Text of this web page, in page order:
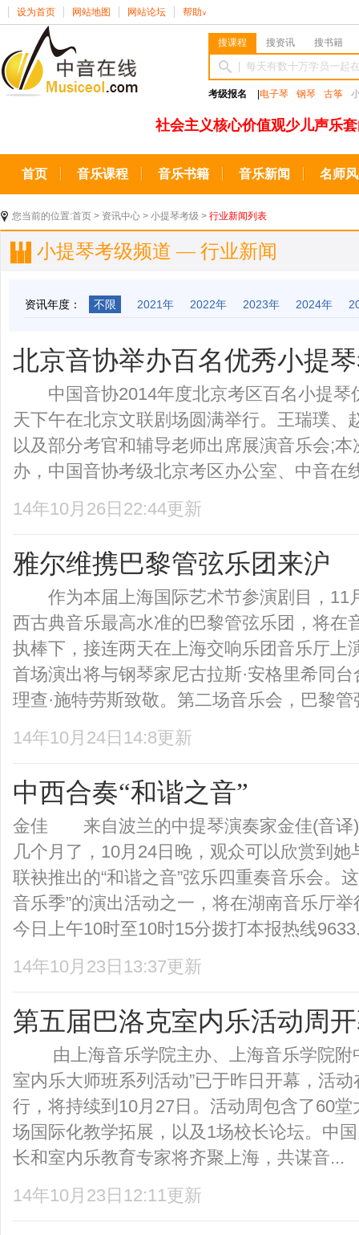
设为首页 网站地图 网站论坛 帮助 ∨
搜课程 搜资讯 搜书籍
考级报名 电子琴 钢琴 古筝
社会主义核心价值观少儿声乐
首页 音乐课程 音乐书籍 音乐新闻 名师
您当前的位置:首页 > 资讯中心 > 小提琴考级 > 行业新闻列表
小提琴考级频道 — 行业新闻
资讯年度： 不限 2021年 2022年 2023年 2024年
北京音协举办百名优秀小提
中国音协2014年度北京考区百名小提琴
天下午在北京文联剧场圆满举行。王瑞璞、
以及部分考官和辅导老师出席展演音乐会;
办，中国音协考级北京考区办公室、中音在
14年10月26日22:44更新
雅尔维携巴黎管弦乐团来沪
作为本届上海国际艺术节参演剧目，11
西古典音乐最高水准的巴黎管弦乐团，将在
执棒下，接连两天在上海交响乐团音乐厅上
首场演出将与钢琴家尼古拉斯·安格里希同
理查·施特劳斯致敬。第二场音乐会，巴黎管
14年10月24日14:8更新
中西合奏“和谐之音”
金佳 来自波兰的中提琴演奏家金佳(音译)
几个月了，10月24日晚，观众可以欣赏到
联袂推出的“和谐之音”弦乐四重奏音乐会。
音乐季”的演出活动之一，将在湖南音乐厅
今日上午10时至10时15分拨打本报热线
14年10月23日13:37更新
第五届巴洛克室内乐活动周
由上海音乐学院主办、上海音乐学院附
室内乐大师班系列活动”已于昨日开幕，活
行，将持续到10月27日。活动周包含了60
场国际化教学拓展，以及1场校长论坛。中
长和室内乐教育专家将齐聚上海，共谋音...
14年10月23日12:11更新